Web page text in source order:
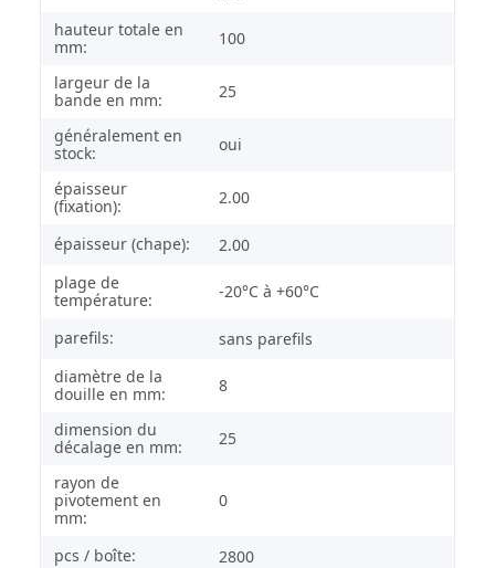
hauteur totale en
mm:
100
largeur de la
bande en mm:
25
généralement en
stock:
oui
épaisseur
(fixation):
2.00
épaisseur (chape):
2.00
plage de
température:
-20°C à +60°C
parefils:
sans parefils
diamètre de la
douille en mm:
8
dimension du
décalage en mm:
25
rayon de
pivotement en
mm:
0
pcs / boîte: 2800